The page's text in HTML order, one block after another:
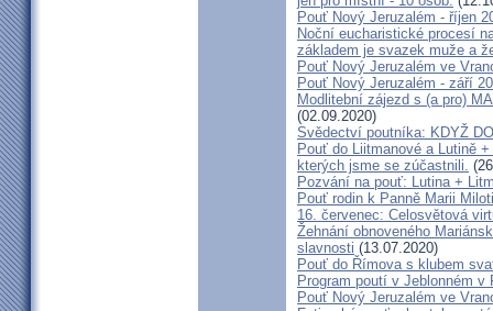
Pouť Nový Jeruzalém - říjen
Noční eucharistické procesí
základem je svazek muže a
Pouť Nový Jeruzalém ve
Pouť Nový Jeruzalém - září
Modlitební zájezd s (a pro)
(02.09.2020)
Svědectví poutníka: KDYŽ
Pouť do Liitmanové a Lutině
kterých jsme se zúčastnili.
Pozvání na pouť: Lutina +
Pouť rodin k Panně Marii
16. červenec: Celosvětová
Žehnání obnoveného
slavnosti (13.07.2020)
Pouť do Římova s klubem
Program poutí v Jeblonném v
Pouť Nový Jeruzalém ve